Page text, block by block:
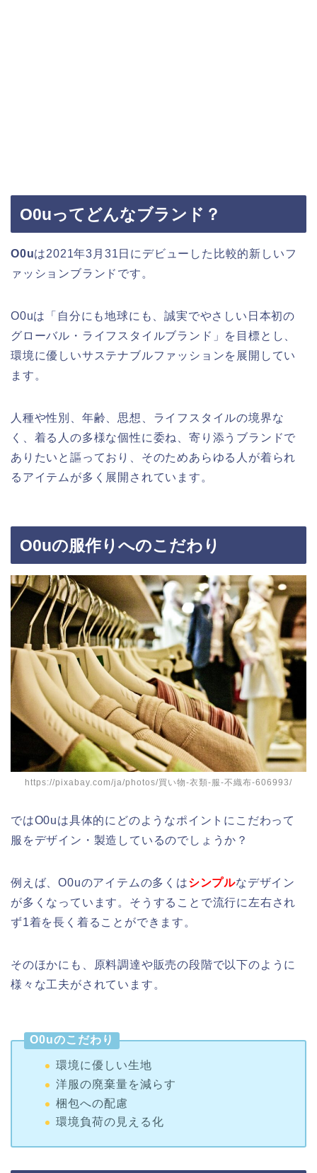
O0uってどんなブランド？
O0uは2021年3月31日にデビューした比較的新しいフ
ァッションブランドです。
O0uは「自分にも地球にも、誠実でやさしい日本初の
グローバル・ライフスタイルブランド」を目標とし、
環境に優しいサステナブルファッションを展開してい
ます。
人種や性別、年齢、思想、ライフスタイルの境界な
く、着る人の多様な個性に委ね、寄り添うブランドで
ありたいと謳っており、そのためあらゆる人が着られ
るアイテムが多く展開されています。
O0uの服作りへのこだわり
https://pixabay.com/ja/photos/買い物-衣類-服-不織布-606993/
ではO0uは具体的にどのようなポイントにこだわって
服をデザイン・製造しているのでしょうか？
例えば、O0uのアイテムの多くはシンプルなデザイン
が多くなっています。そうすることで流行に左右され
ず1着を長く着ることができます。
そのほかにも、原料調達や販売の段階で以下のように
様々な工夫がされています。
O0uのこだわり
環境に優しい生地
洋服の廃棄量を減らす
梱包への配慮
環境負荷の見える化